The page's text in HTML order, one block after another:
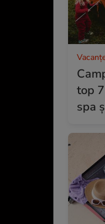
top
spa